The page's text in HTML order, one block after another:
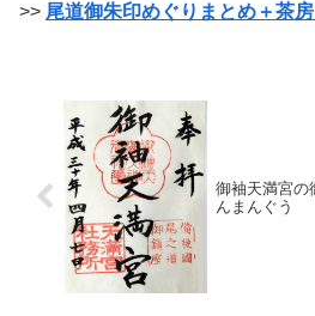
>> 尾道御朱印めぐりまとめ＋茶
御袖天満宮の
んまんぐう